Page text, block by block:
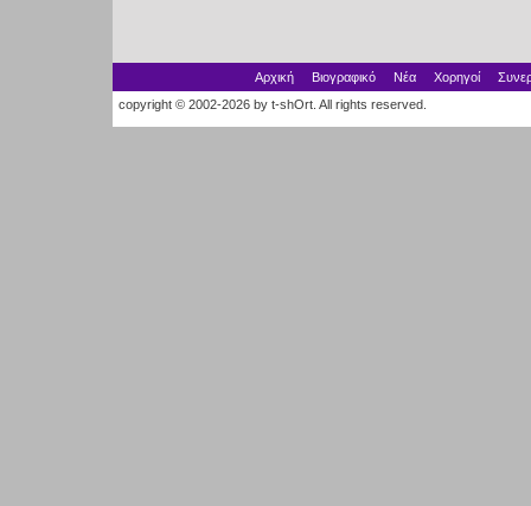
Αρχική Βιογραφικό Νέα Χορηγοί
copyright © 2002-2026 by t-shOrt. All rights reserved.